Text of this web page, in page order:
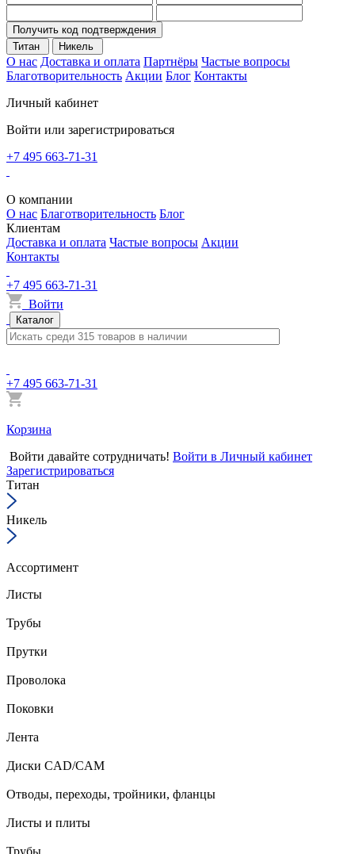
Получить код подтверждения
Титан
Никель
О нас Доставка и оплата Партнёры Частые вопросы
Благотворительность Акции Блог Контакты
Личный кабинет
Войти или зарегистрироваться
+7 495 663-71-31
О компании
О нас Благотворительность Блог
Клиентам
Доставка и оплата Частые вопросы Акции
Контакты
+7 495 663-71-31
Войти
Каталог
+7 495 663-71-31
Корзина
Войти давайте сотрудничать! Войти в Личный кабинет
Зарегистрироваться
Титан
Никель
Ассортимент
Листы
Трубы
Прутки
Проволока
Поковки
Лента
Диски CAD/CAM
Отводы, переходы, тройники, фланцы
Листы и плиты
Трубы